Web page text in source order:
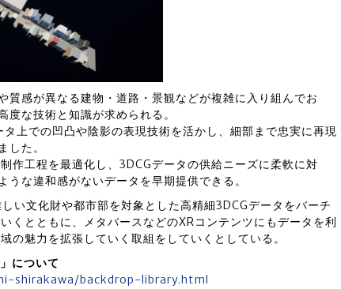
質感が異なる建物・道路・景観などが複雑に入り組んでお
度な技術と知識が求められる。
タ上での凹凸や陰影の表現技術を活かし、細部まで忠実に再現
した。
作工程を最適化し、3DCGデータの供給ニーズに柔軟に対
うな違和感がないデータを早期提供できる。
い文化財や都市部を対象とした高精細3DCGデータをバーチ
くとともに、メタバースなどのXRコンテンツにもデータを利
の魅力を拡張していく取組をしていくとしている。
について
shirakawa/backdrop-library.html